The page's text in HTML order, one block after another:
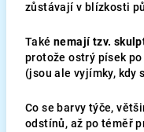
zůstávají v blízkosti
Také nemají tzv.
protože ostrý písek
(jsou ale vyjímky, kdy
Co se barvy týče,
odstínů, až po téměř